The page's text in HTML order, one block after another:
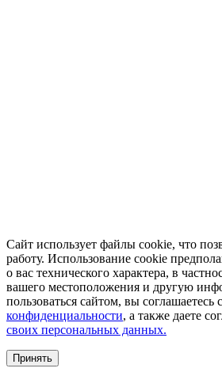
Сайт использует файлы cookie, что
работу. Использование cookie
о вас технического характера, в
вашего местоположения и другую
пользоваться сайтом, вы соглашаетесь с
конфиденциальности, а также даете
своих персональных данных.
Принять